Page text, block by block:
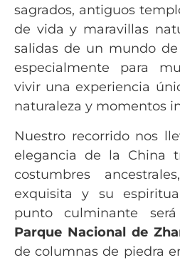
sagrados, antiguos
de vida y maravillas
salidas de un mundo
especialmente para
vivir una experiencia
naturaleza y momentos
Nuestro recorrido nos
elegancia de la China
costumbres
exquisita y su
punto culminante
Parque Nacional de
de columnas de piedra